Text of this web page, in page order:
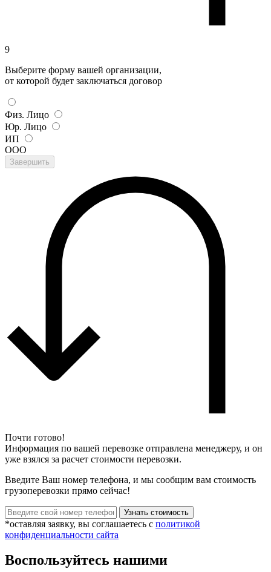
9
Выберите форму вашей организации,
от которой будет заключаться договор
Физ. Лицо
Юр. Лицо
ИП
ООО
Завершить
Почти готово!
Информация по вашей перевозке отправлена менеджеру, и он
уже взялся за расчет стоимости перевозки.
Введите Ваш номер телефона, и мы сообщим вам стоимость
грузоперевозки прямо сейчас!
*оставляя заявку, вы соглашаетесь с политикой
конфиденциальности сайта
Воспользуйтесь нашими